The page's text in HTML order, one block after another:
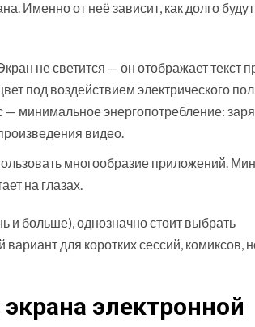
Именно от неё зависит, как долго будут
не светится — он отображает текст
под воздействием электрического
— минимальное энергопотребление:
видео.
многообразие приложений.
на глазах.
и больше), однозначно стоит выбрать
для коротких сессий, комиксов,
электронной